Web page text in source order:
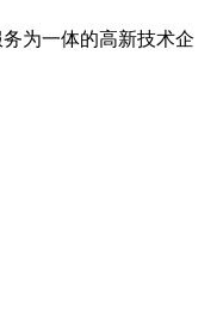
为一体的高新技术企